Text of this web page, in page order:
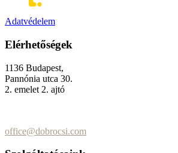
Adatvédelem
Elérhetőségek
1136 Budapest,
Pannónia utca 30.
2. emelet 2. ajtó
office@dobrocsi.com